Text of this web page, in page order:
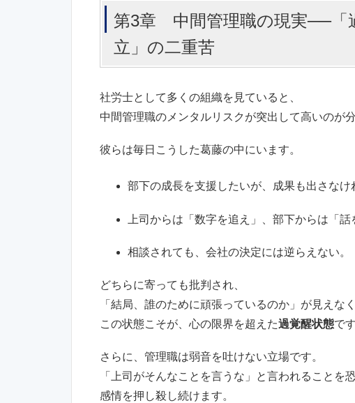
第3章 中間管理職の現実──「
立」の二重苦
社労士として多くの組織を見ていると、
中間管理職のメンタルリスクが突出して高いのが分
彼らは毎日こうした葛藤の中にいます。
部下の成長を支援したいが、成果も出さなけ
上司からは「数字を追え」、部下からは「話
相談されても、会社の決定には逆らえない。
どちらに寄っても批判され、
「結局、誰のために頑張っているのか」が見えなく
この状態こそが、心の限界を超えた過覚醒状態です
さらに、管理職は弱音を吐けない立場です。
「上司がそんなことを言うな」と言われることを恐
感情を押し殺し続けます。